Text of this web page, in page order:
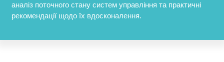
аналіз поточного стану систем управління та практичні
рекомендації щодо їх вдосконалення.